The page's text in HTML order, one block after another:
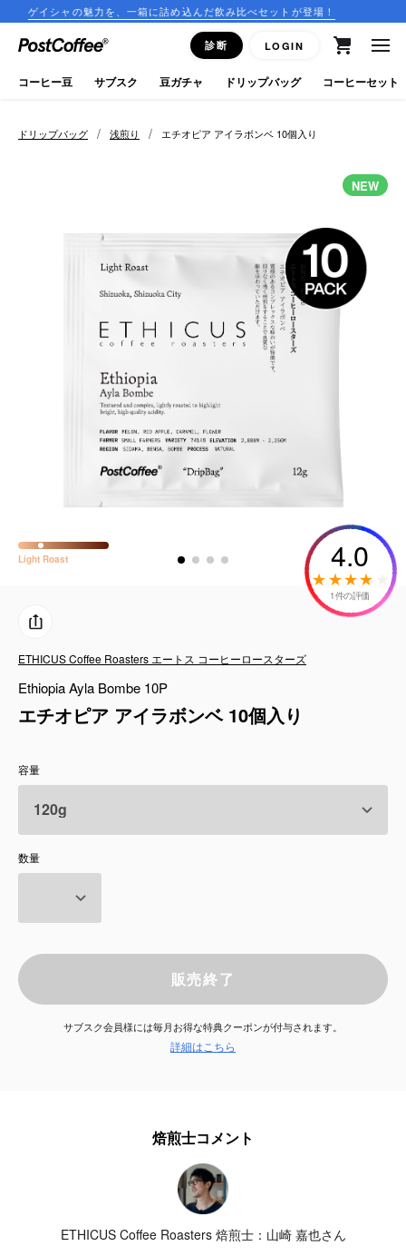
の魅力を、一箱に詰め込んだ飲み比べセットが登場！
診断 LOGIN
close
ログイン
新規会員登録
keyboard_arrow_right
ドリップバッグ
コーヒーセット
ミルク・フード類
アクセサリ
CFFBNS
リキッド
特集
コーヒーのサブスク
サービス
店舗情報
ドリップバッグ / 浅煎り / エチオピア アイラボンベ 10個入り
NEW
Light Roast 4.0
1件の評価
ETHICUS Coffee Roasters エートス コーヒーロースターズ
Ethiopia Ayla Bombe 10P
エチオピア アイラボンベ 10個入り
容量
数量
販売終了
サブスク会員様には毎月お得な特典クーポンが付与されます。
詳細はこちら
焙煎士コメント
ETHICUS Coffee Roasters 焙煎士：山崎 嘉也さん
コーヒー豆 サブスク 豆ガチャ ドリップバッグ コーヒーセット